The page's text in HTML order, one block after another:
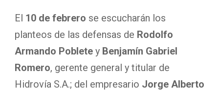
El 10 de febrero se escucharán los
planteos de las defensas de Rodolfo
Armando Poblete y Benjamín Gabriel
Romero, gerente general y titular de
Hidrovía S.A.; del empresario Jorge Alberto